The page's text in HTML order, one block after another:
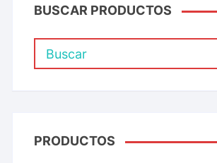
BUSCAR PRODUCTOS
PRODUCTOS